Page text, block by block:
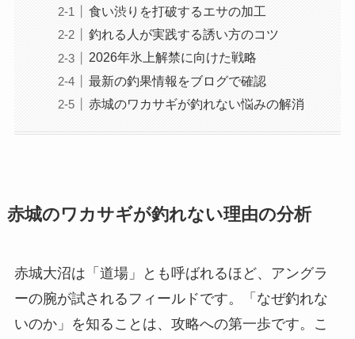
食い渋りを打破するエサの加工
釣れる人が実践する誘い方のコツ
2026年氷上解禁に向けた戦略
最新の釣果情報をブログで確認
赤城のワカサギが釣れない悩みの解消
赤城のワカサギが釣れない理由の分析
赤城大沼は「道場」とも呼ばれるほど、アングラ
ーの腕が試されるフィールドです。「なぜ釣れな
いのか」を知ることは、攻略への第一歩です。こ